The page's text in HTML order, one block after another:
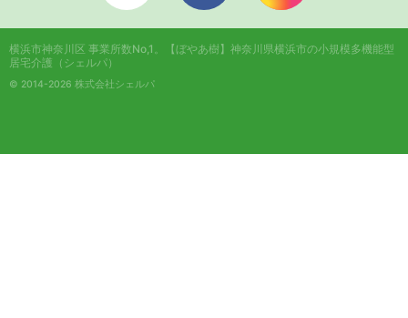
© 2014-2026 株式会社シェルパ
横浜市神奈川区 事業所数No,1。
【ぼやあ樹】神奈川県横浜市の小規模多機能型
居宅介護（シェルパ）